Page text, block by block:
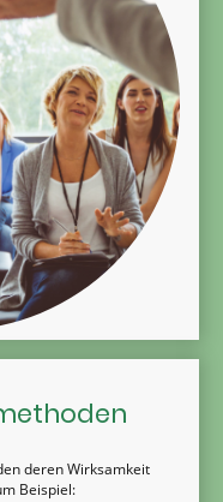
deren Wirksamkeit
Beispiel: